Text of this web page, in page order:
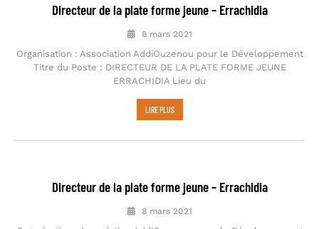
Directeur de la plate forme jeune – Errachidia
8 mars 2021
Organisation : Association AddiOuzenou pour le Développement
Titre du Poste : DIRECTEUR DE LA PLATE FORME JEUNE
ERRACHIDIA Lieu du
LIRE PLUS
Directeur de la plate forme jeune – Errachidia
8 mars 2021